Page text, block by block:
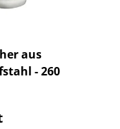
aus
- 260